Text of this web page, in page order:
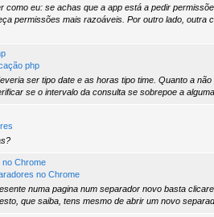
como eu: se achas que a app está a pedir
permissões mais razoáveis. Por outro lado, outra
php
ser tipo date e as horas tipo time. Quanto a
se o intervalo da consulta se sobrepoe a
no Chrome
no Chrome
numa pagina num separador novo basta
que saiba, tens mesmo de abrir um novo